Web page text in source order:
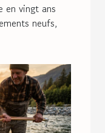
en vingt ans
neufs,